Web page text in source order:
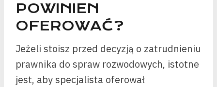
POWINIEN
OFEROWAĆ?
Jeżeli stoisz przed decyzją o zatrudnieniu
prawnika do spraw rozwodowych, istotne
jest, aby specjalista oferował